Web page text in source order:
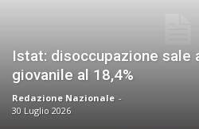
Istat: disoccupazione sale
giovanile al 18,4%
Redazione Nazionale -
30 Luglio 2026